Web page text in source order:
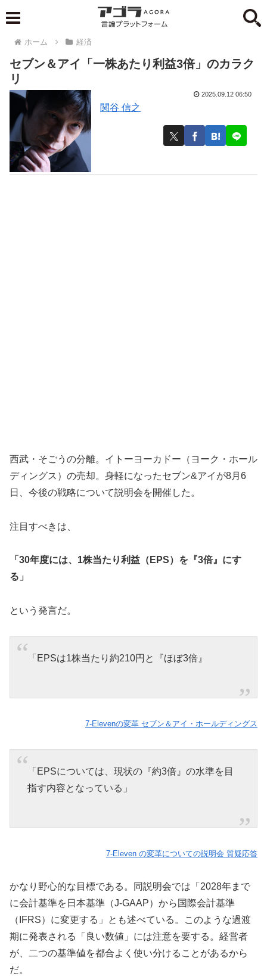
ホーム 経済
セブン＆アイ「一株あたり利益3倍」のカラク
リ
関谷 信之
2025.09.12 06:50
西武・そごうの分離。イトーヨーカドー（ヨーク・ホール
ディングス）の売却。身軽になったセブン&アイが8月6
日、今後の戦略について説明会を開催した。
注目すべきは、
「30年度には、1株当たり利益（EPS）を『3倍』にす
る」
という発言だ。
「EPSは1株当たり約210円と『ほぼ3倍』
7-Elevenの変革 セブン＆アイ・ホールディングス
「EPSについては、現状の『約3倍』の水準を目
指す内容となっている」
7-Eleven の変革についての説明会 質疑応答
かなり野心的な目標である。同説明会では「2028年まで
に会計基準を日本基準（J-GAAP）から国際会計基準
（IFRS）に変更する」とも述べている。このような過渡
期に発表される「良い数値」には注意を要する。経営者
が、二つの基準値を都合よく使い分けることがあるから
だ。